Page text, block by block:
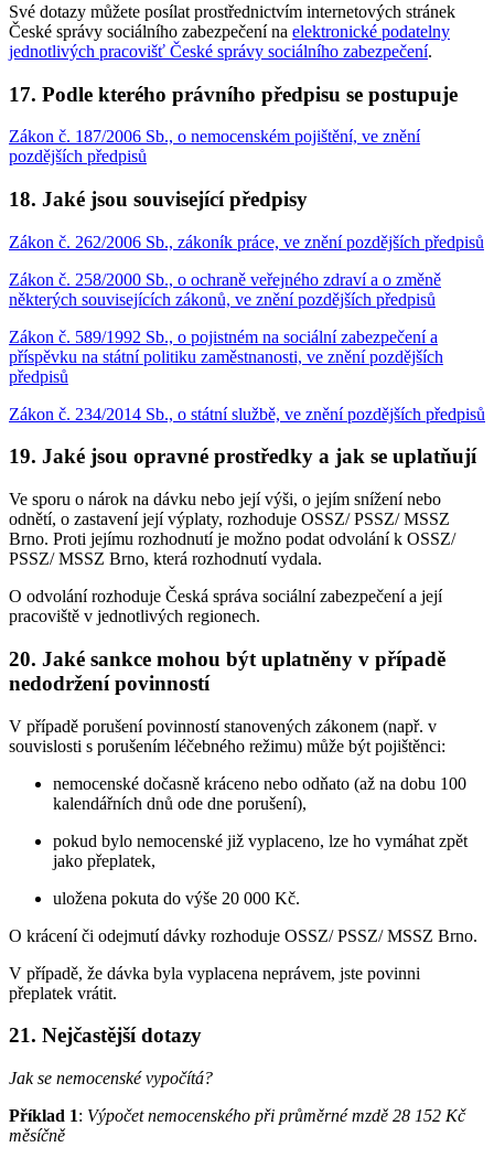
Své dotazy můžete posílat prostřednictvím internetových stránek
České správy sociálního zabezpečení na elektronické podatelny
jednotlivých pracovišť České správy sociálního zabezpečení.
17. Podle kterého právního předpisu se postupuje
Zákon č. 187/2006 Sb., o nemocenském pojištění, ve znění
pozdějších předpisů
18. Jaké jsou související předpisy
Zákon č. 262/2006 Sb., zákoník práce, ve znění pozdějších předpisů
Zákon č. 258/2000 Sb., o ochraně veřejného zdraví a o změně
některých souvisejících zákonů, ve znění pozdějších předpisů
Zákon č. 589/1992 Sb., o pojistném na sociální zabezpečení a
příspěvku na státní politiku zaměstnanosti, ve znění pozdějších
předpisů
Zákon č. 234/2014 Sb., o státní službě, ve znění pozdějších předpisů
19. Jaké jsou opravné prostředky a jak se uplatňují
Ve sporu o nárok na dávku nebo její výši, o jejím snížení nebo
odnětí, o zastavení její výplaty, rozhoduje OSSZ/ PSSZ/ MSSZ
Brno. Proti jejímu rozhodnutí je možno podat odvolání k OSSZ/
PSSZ/ MSSZ Brno, která rozhodnutí vydala.
O odvolání rozhoduje Česká správa sociální zabezpečení a její
pracoviště v jednotlivých regionech.
20. Jaké sankce mohou být uplatněny v případě
nedodržení povinností
V případě porušení povinností stanovených zákonem (např. v
souvislosti s porušením léčebného režimu) může být pojištěnci:
nemocenské dočasně kráceno nebo odňato (až na dobu 100
kalendářních dnů ode dne porušení),
pokud bylo nemocenské již vyplaceno, lze ho vymáhat zpět
jako přeplatek,
uložena pokuta do výše 20 000 Kč.
O krácení či odejmutí dávky rozhoduje OSSZ/ PSSZ/ MSSZ Brno.
V případě, že dávka byla vyplacena neprávem, jste povinni
přeplatek vrátit.
21. Nejčastější dotazy
Jak se nemocenské vypočítá?
Příklad 1: Výpočet nemocenského při průměrné mzdě 28 152 Kč
měsíčně